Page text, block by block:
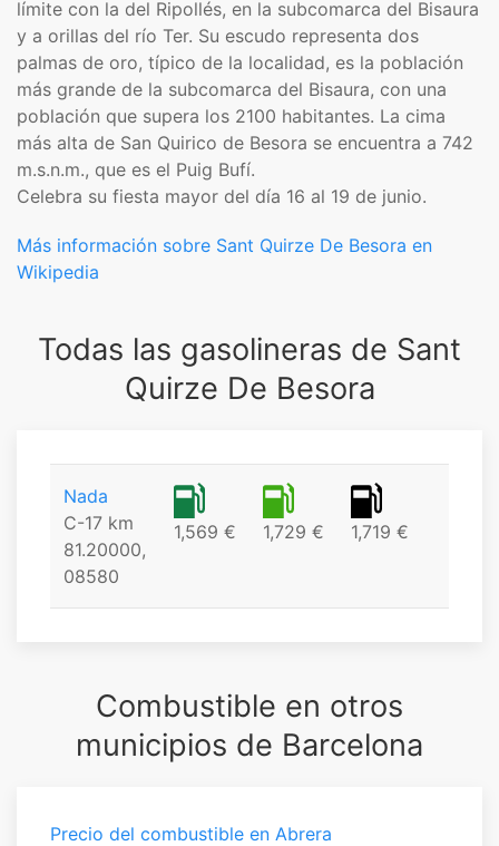
límite con la del Ripollés, en la subcomarca del Bisaura
y a orillas del río Ter. Su escudo representa dos
palmas de oro, típico de la localidad, es la población
más grande de la subcomarca del Bisaura, con una
población que supera los 2100 habitantes. La cima
más alta de San Quirico de Besora se encuentra a 742
m.s.n.m., que es el Puig Bufí.​
Celebra su fiesta mayor del día 16 al 19 de junio.
Más información sobre Sant Quirze De Besora en
Wikipedia
Todas las gasolineras de Sant
Quirze De Besora
Nada
C-17 km
81.20000,
08580
1,569 € 1,729 € 1,719 €
Combustible en otros
municipios de Barcelona
Precio del combustible en Abrera